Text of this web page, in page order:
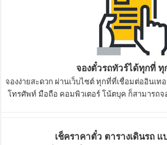
จองตั๋วรถทัวร์ได้ทุกที่ ทุ
จองง่ายสะดวก ผ่านเว็บไซต์ ทุกที่ที่เชื่อมต่ออินเท
โทรศัพท์ มือถือ คอมพิวเตอร์ โน้ตบุค ก็สามารถจ
เช็คราคาตั๋ว ตารางเดินรถ แ